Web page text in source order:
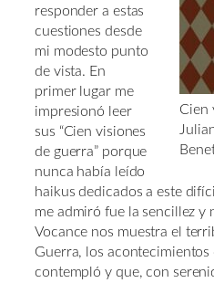
Cien
responder a estas
cuestiones desde
mi modesto punto
de vista. En
primer lugar me
impresionó leer
sus “Cien visiones
de guerra” porque
nunca había leído
haikus dedicados a este
me admiró fue la sencillez y
Vocance nos muestra el
Guerra, los
contempló y que, con